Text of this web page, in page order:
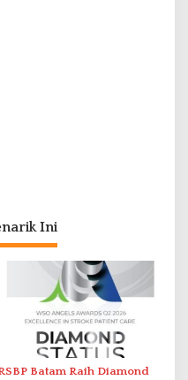
Ini
Batam Raih Diamond